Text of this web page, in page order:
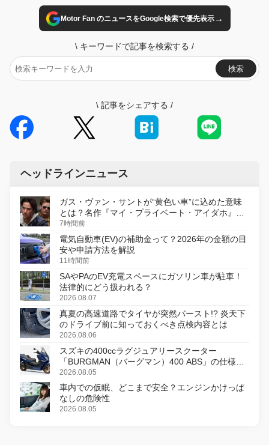
Motor Fan のニュースをGoogle検索で優先表示→
\ キーワードで記事を検索する /
検索
\ 記事をシェアする /
ヘッドラインニュース
ガス・ヴァン・サントが“黄色い車”に込めた意味
とは？名作『マイ・プライベート・アイダホ』が
初のデジタルリマスター版で復活
7時間前
電気自動車(EV)の補助金って？2026年の金額の目
安や申請方法を解説
11時間前
SAやPAのEV充電スペースにガソリン車が駐車！
法律的にどう扱われる？
2026.08.07
真夏の高速道路でタイヤが突然バースト!? 炎天下
のドライブ前に知っておくべき点検内容とは
2026.08.06
スズキの400ccラグジュアリースクーター
「BURGMAN（バーグマン）400 ABS」の仕様を
変更し、8月18日に発売
2026.08.05
車内での仮眠、どこまで安全？エンジンかけっぱ
なしの危険性
2026.08.05